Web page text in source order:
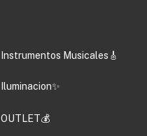
Instrumentos Musicales🎸
Iluminacion✨
OUTLET💰